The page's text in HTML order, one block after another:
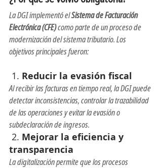
La DGI implementó el Sistema de Facturación
Electrónica (CFE) como parte de un proceso de
modernización del sistema tributario. Los
objetivos principales fueron:
1. Reducir la evasión fiscal
Al recibir las facturas en tiempo real, la DGI puede
detectar inconsistencias, controlar la trazabilidad
de las operaciones y evitar la evasión o
subdeclaración de ingresos.
2. Mejorar la eficiencia y
transparencia
La digitalización permite que los procesos